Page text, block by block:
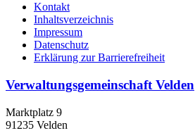
Kontakt
Inhaltsverzeichnis
Impressum
Datenschutz
Erklärung zur Barrierefreiheit
Verwaltungsgemeinschaft Velden
Marktplatz 9
91235 Velden